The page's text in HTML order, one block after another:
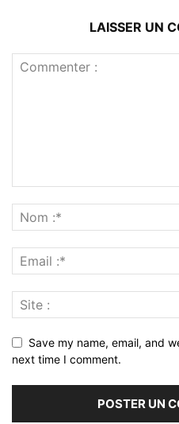
LAISSER UN
Save my name, email, and
next time I comment.